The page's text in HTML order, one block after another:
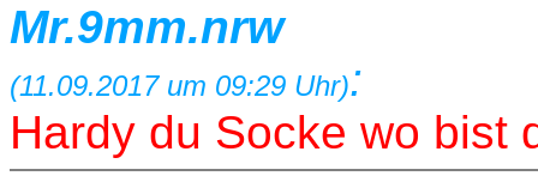
Mr.9mm.nrw
(11.09.2017 um 09:29 Uhr):
Hardy du Socke wo bist